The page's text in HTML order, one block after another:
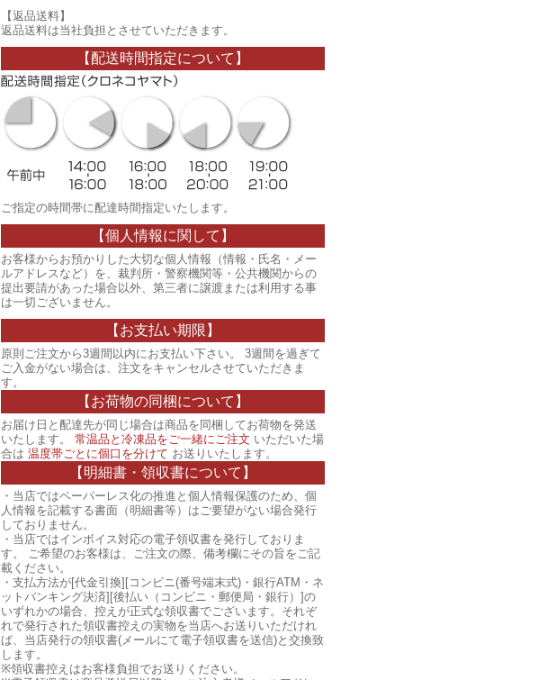
【返品送料】
返品送料は当社負担とさせていただきます。
【配送時間指定について】
ご指定の時間帯に配達時間指定いたします。
【個人情報に関して】
お客様からお預かりした大切な個人情報（情報・氏名・メー
ルアドレスなど）を、裁判所・警察機関等・公共機関からの
提出要請があった場合以外、第三者に譲渡または利用する事
は一切ございません。
【お支払い期限】
原則ご注文から3週間以内にお支払い下さい。 3週間を過ぎて
ご入金がない場合は、注文をキャンセルさせていただきま
す。
【お荷物の同梱について】
お届け日と配達先が同じ場合は商品を同梱してお荷物を発送
いたします。 常温品と冷凍品をご一緒にご注文 いただいた場
合は 温度帯ごとに個口を分けて お送りいたします。
【明細書・領収書について】
・当店ではペーパーレス化の推進と個人情報保護のため、個
人情報を記載する書面（明細書等）はご要望がない場合発行
しておりません。
・当店ではインボイス対応の電子領収書を発行しておりま
す。 ご希望のお客様は、ご注文の際、備考欄にその旨をご記
載ください。
・支払方法が[代金引換][コンビニ(番号端末式)・銀行ATM・ネ
ットバンキング決済][後払い（コンビニ・郵便局・銀行）]の
いずれかの場合、控えが正式な領収書でございます。それぞ
れで発行された領収書控えの実物を当店へお送りいただけれ
ば、当店発行の領収書(メールにて電子領収書を送信)と交換致
します。
※領収書控えはお客様負担でお送りください。